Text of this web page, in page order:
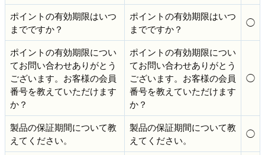
ポイントの有効期限はいつ
までですか？
ポイントの有効期限はいつ
までですか？
◯
ポイントの有効期限につい
てお問い合わせありがとう
ございます。お客様の会員
番号を教えていただけます
か？
ポイントの有効期限につい
てお問い合わせありがとう
ございます。お客様の会員
番号を教えていただけます
か？
◯
製品の保証期間について教
えてください。
製品の保証期間について教
えてください。
◯